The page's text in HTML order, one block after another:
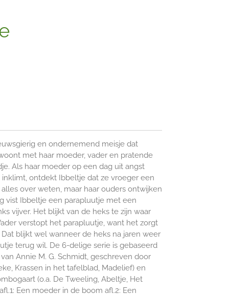
en ondernemend meisje dat
met haar moeder, vader en pratende
Als haar moeder op een dag uit angst
ontdekt Ibbeltje dat ze vroeger een
over weten, maar haar ouders ontwijken
vist Ibbeltje een parapluutje met een
vijver. Het blijkt van de heks te zijn waar
verstopt het parapluutje, want het zorgt
blijkt wel wanneer de heks na jaren weer
terug wil. De 6-delige serie is gebaseerd
Annie M. G. Schmidt, geschreven door
Krassen in het tafelblad, Madelief) en
(o.a. De Tweeling, Abeltje, Het
Een moeder in de boom afl.2: Een